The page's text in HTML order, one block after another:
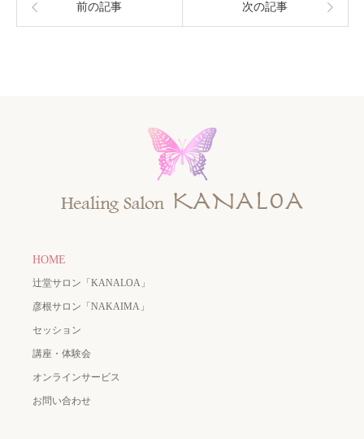
前の記事 次の記事
HOME
辻堂サロン「KANALOA」
彦根サロン「NAKAIMA」
セッション
講座・体験会
オンラインサービス
お問い合わせ